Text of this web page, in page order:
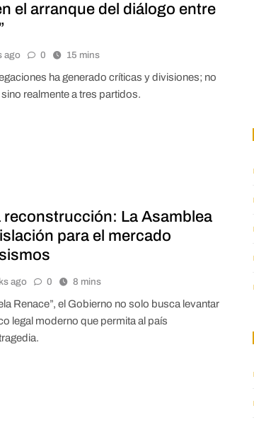
el arranque del diálogo entre
ago 0 15 mins
ha generado críticas y divisiones; no
realmente a tres partidos.
reconstrucción: La Asamblea
para el mercado
ago 0 8 mins
Renace”, el Gobierno no solo busca levantar
legal moderno que permita al país